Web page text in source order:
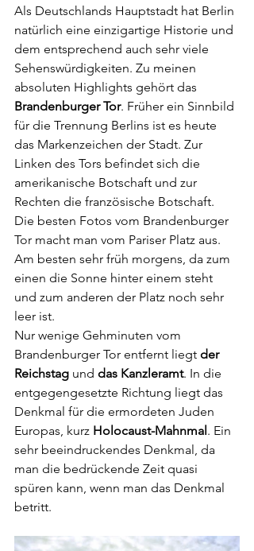
Als Deutschlands Hauptstadt hat Berlin
natürlich eine einzigartige Historie und
dem entsprechend auch sehr viele
Sehenswürdigkeiten. Zu meinen
absoluten Highlights gehört das
Brandenburger Tor. Früher ein Sinnbild
für die Trennung Berlins ist es heute
das Markenzeichen der Stadt. Zur
Linken des Tors befindet sich die
amerikanische Botschaft und zur
Rechten die französische Botschaft.
Die besten Fotos vom Brandenburger
Tor macht man vom Pariser Platz aus.
Am besten sehr früh morgens, da zum
einen die Sonne hinter einem steht
und zum anderen der Platz noch sehr
leer ist.
Nur wenige Gehminuten vom
Brandenburger Tor entfernt liegt der
Reichstag und das Kanzleramt. In die
entgegengesetzte Richtung liegt das
Denkmal für die ermordeten Juden
Europas, kurz Holocaust-Mahnmal. Ein
sehr beeindruckendes Denkmal, da
man die bedrückende Zeit quasi
spüren kann, wenn man das Denkmal
betritt.